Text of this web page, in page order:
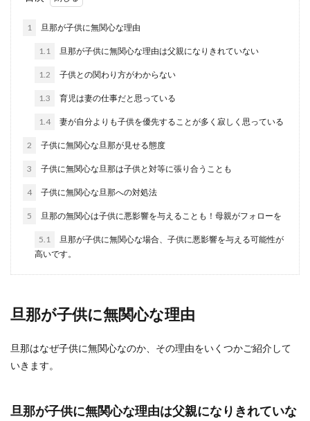
を導入しているご家庭は多いですよね。家計のた
めに、旦那さ...
旦那が大好き！今よりもっと旦那に好
かれたい妻ができること
結婚して数年の時間が経っても、自分の旦那のこ
とが大好きで、もっと旦那に好かれたいと思って
ならないために妻ができる事
旦那性格がめんどくさい性格で毎日のようにうん
ざりしている奥さまもいますよね。めんどうな性
でも家事しない旦那の対処法
1 旦那が子供に無関心な理由
1.1 旦那が子供に無関心な理由は父親になりきれていない
1.2 子供との関わり方がわからない
1.3 育児は妻の仕事だと思っている
1.4 妻が自分よりも子供を優先することが多く寂しく思っている
2 子供に無関心な旦那が見せる態度
3 子供に無関心な旦那は子供と対等に張り合うことも
4 子供に無関心な旦那への対処法
5 旦那の無関心は子供に悪影響を与えることも！母親がフォローを
5.1
旦那が子供に無関心な場合、子供に悪影響を与える可能性が
高いです。
旦那が子供に無関心な理由
旦那はなぜ子供に無関心なのか、その理由をいくつかご紹介して
いきます。
旦那が子供に無関心な理由は父親になりきれていな